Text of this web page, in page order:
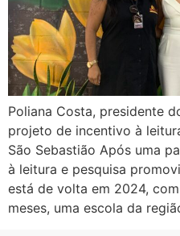
Poliana Costa, presidente
projeto de incentivo à
São Sebastião Após uma
à leitura e pesquisa
está de volta em 2024,
meses, uma escola da